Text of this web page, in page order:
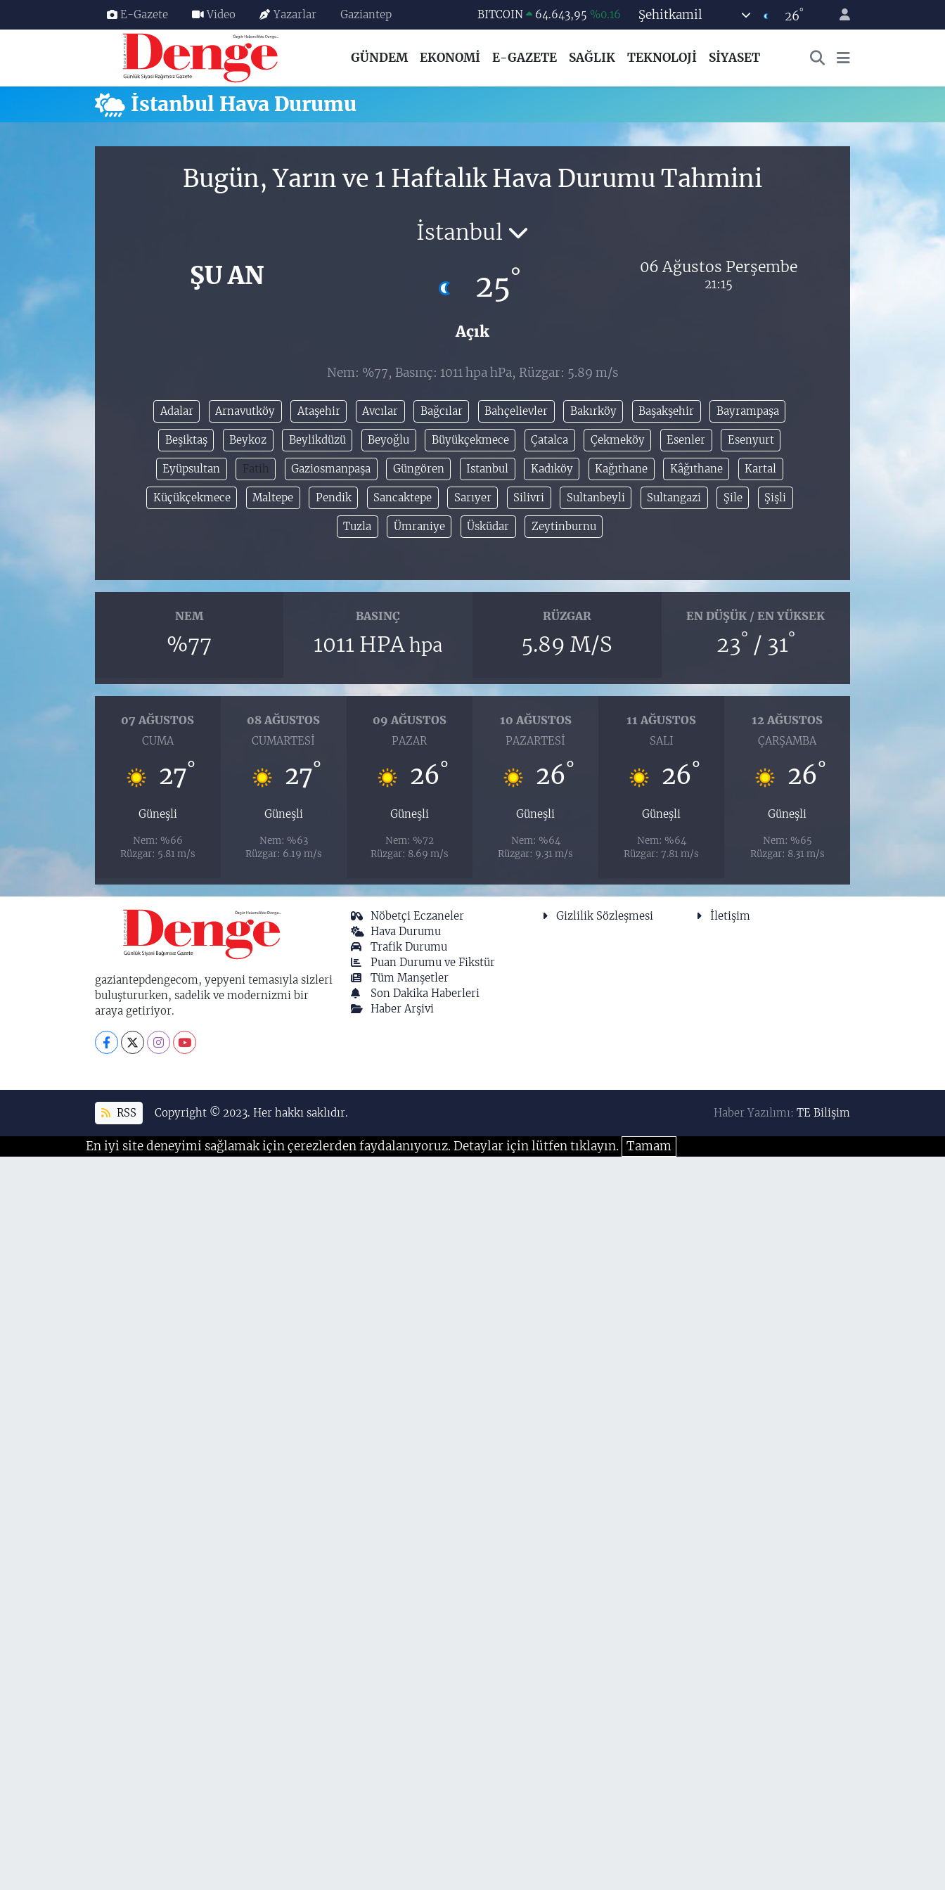
E-Gazete Video Yazarlar Gaziantep BITCOIN 64.643,95 %0.16
EURO
55,0250 %0.02
STERLİN
64,2398 %0.2
%70
Şehitkamil 26°
GÜNDEM EKONOMİ E-GAZETE SAĞLIK TEKNOLOJİ SİYASET
İstanbul Hava Durumu
Bugün, Yarın ve 1 Haftalık Hava Durumu Tahmini
ŞU AN
İstanbul
25°
Açık
06 Ağustos Perşembe
21:15
Nem: %77, Basınç: 1011 hpa hPa, Rüzgar: 5.89 m/s
Adalar Arnavutköy Ataşehir Avcılar Bağcılar Bahçelievler Bakırköy Başakşehir Bayrampaşa
Beşiktaş Beykoz Beylikdüzü Beyoğlu Büyükçekmece Çatalca Çekmeköy Esenler Esenyurt
Eyüpsultan Fatih Gaziosmanpaşa Güngören Istanbul Kadıköy Kağıthane Kâğıthane Kartal
Küçükçekmece Maltepe Pendik Sancaktepe Sarıyer Silivri Sultanbeyli Sultangazi Şile Şişli
Tuzla Ümraniye Üsküdar Zeytinburnu
NEM
%77
BASINÇ
1011 HPAhpa
RÜZGAR
5.89 M/S
EN DÜŞÜK / EN YÜKSEK
23° / 31°
07 AĞUSTOS
CUMA
27°
Güneşli
Nem: %66
Rüzgar: 5.81 m/s
08 AĞUSTOS
CUMARTESI
27°
Güneşli
Nem: %63
Rüzgar: 6.19 m/s
09 AĞUSTOS
PAZAR
26°
Güneşli
Nem: %72
Rüzgar: 8.69 m/s
10 AĞUSTOS
PAZARTESI
26°
Güneşli
Nem: %64
Rüzgar: 9.31 m/s
11 AĞUSTOS
SALI
26°
Güneşli
Nem: %64
Rüzgar: 7.81 m/s
12 AĞUSTOS
ÇARŞAMBA
26°
Güneşli
Nem: %65
Rüzgar: 8.31 m/s
gaziantepdengecom, yepyeni temasıyla sizleri
buluştururken, sadelik ve modernizmi bir
araya getiriyor.
Nöbetçi Eczaneler
Hava Durumu
Trafik Durumu
Puan Durumu ve Fikstür
Tüm Manşetler
Son Dakika Haberleri
Haber Arşivi
Gizlilik Sözleşmesi İletişim
RSS Copyright © 2023. Her hakkı saklıdır. Haber Yazılımı:TE Bilişim
En iyi site deneyimi sağlamak için çerezlerden faydalanıyoruz. Detaylar için lütfen tıklayın. Tamam
Nöbetçi Eczaneler
Hava Durumu
Trafik Durumu